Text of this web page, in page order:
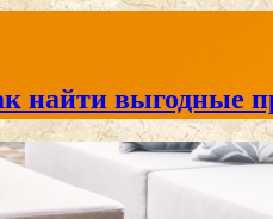
найти выгодные